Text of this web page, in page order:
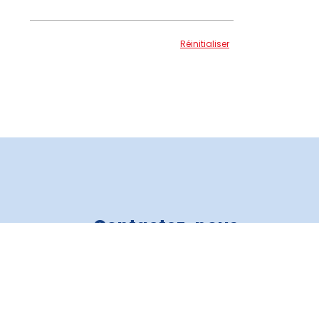
Réinitialiser
Contactez-nous